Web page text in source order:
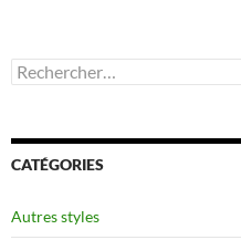
Rechercher :
CATÉGORIES
Autres styles